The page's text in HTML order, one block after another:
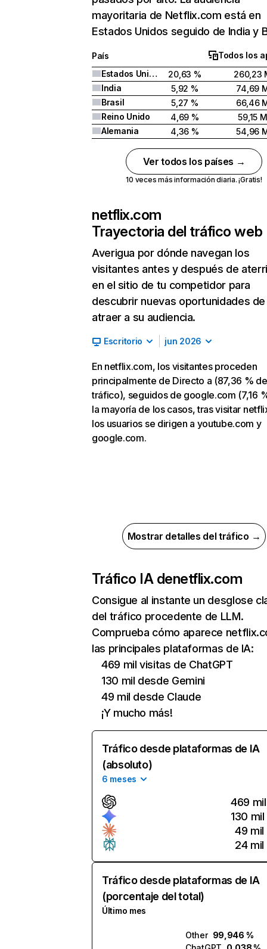
mayoritaria de Netflix.com está en
Estados Unidos seguido de India y
País
Todos los
Estados Unidos
20,63 %
260,23
India
5,92 %
74,69
Brasil
5,27 %
66,46
Reino Unido
4,69 %
59,15 M
Alemania
4,36 % 54,96
Ver todos los países →
10 veces más información diaria. ¡Gratis!
netflix.com
Trayectoria del tráfico web
Averigua por dónde navegan los
visitantes antes y después de
en el sitio de tu competidor para
descubrir nuevas oportunidades de
atraer a su audiencia.
Escritorio jun 2026
En netflix.com, los visitantes proceden
principalmente de Directo a (87,36 % de
tráfico), seguidos de google.com (7,16
la mayoría de los casos, tras visitar
los usuarios se dirigen a youtube.com y
google.com.
Mostrar detalles del tráfico →
Tráfico IA denetflix.com
Consigue al instante un desglose
del tráfico procedente de LLM.
Comprueba cómo aparece
las principales plataformas de IA:
469 mil visitas de ChatGPT
130 mil desde Gemini
49 mil desde Claude
¡Y mucho más!
Tráfico desde plataformas de IA
(absoluto)
6 meses
469 mil
130 mil
49 mil
24 mil
Tráfico desde plataformas de IA
(porcentaje del total)
Último mes
Other 99,946 %